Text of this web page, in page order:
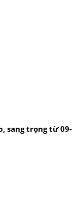
sang trọng từ 09-